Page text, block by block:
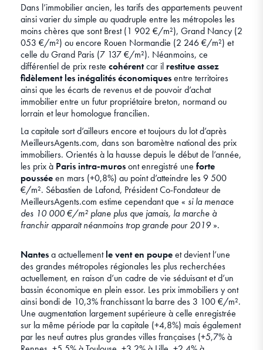
Dans l’immobilier ancien, les tarifs des appartements peuvent
ainsi varier du simple au quadruple entre les métropoles les
moins chères que sont Brest (1 902 €/m²), Grand Nancy (2
053 €/m²) ou encore Rouen Normandie (2 246 €/m²) et
celle du Grand Paris (7 137 €/m²). Néanmoins, ce
différentiel de prix reste cohérentcar il restitue assez
fidèlement les inégalités économiquesentre territoires
ainsi que les écarts de revenus et de pouvoir d’achat
immobilier entre un futur propriétaire breton, normand ou
lorrain et leur homologue francilien.
La capitale sort d’ailleurs encore et toujours du lot d’après
MeilleursAgents.com, dans son baromètre national des prix
immobiliers. Orientés à la hausse depuis le début de l’année,
les prix à Paris intra-murosont enregistré une forte
pousséeen mars (+0,8%) au point d’atteindre les 9 500
€/m². Sébastien de Lafond, Président Co-Fondateur de
MeilleursAgents.com estime cependant que « si la menace
des 10 000 €/m² plane plus que jamais, la marche à
franchir apparaît néanmoins trop grande pour 2019 ».
Nantesa actuellementle vent en poupeet devient l’une
des grandes métropoles régionales les plus recherchées
actuellement, en raison d’un cadre de vie séduisant et d’un
bassin économique en plein essor. Les prix immobiliers y ont
ainsi bondi de 10,3% franchissant la barre des 3 100 €/m².
Une augmentation largement supérieure à celle enregistrée
sur la même période par la capitale (+4,8%) mais également
par les neuf autres plus grandes villes françaises (+5,7% à